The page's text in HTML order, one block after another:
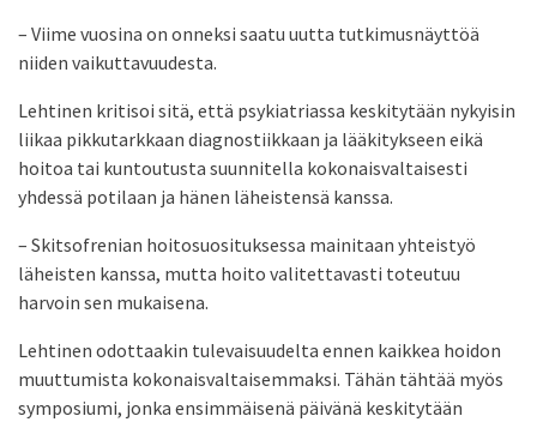
– Viime vuosina on onneksi saatu uutta tutkimusnäyttöä
niiden vaikuttavuudesta.
Lehtinen kritisoi sitä, että psykiatriassa keskitytään nykyisin
liikaa pikkutarkkaan diagnostiikkaan ja lääkitykseen eikä
hoitoa tai kuntoutusta suunnitella kokonaisvaltaisesti
yhdessä potilaan ja hänen läheistensä kanssa.
– Skitsofrenian hoitosuosituksessa mainitaan yhteistyö
läheisten kanssa, mutta hoito valitettavasti toteutuu
harvoin sen mukaisena.
Lehtinen odottaakin tulevaisuudelta ennen kaikkea hoidon
muuttumista kokonaisvaltaisemmaksi. Tähän tähtää myös
symposiumi, jonka ensimmäisenä päivänä keskitytään